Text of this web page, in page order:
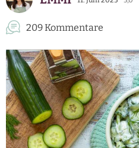
209 Kommentare